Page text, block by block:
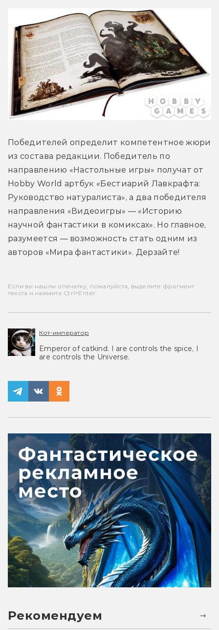
Победителей определит компетентное жюри
из состава редакции. Победитель по
направлению «Настольные игры» получат от
Hobby World артбук «Бестиарий Лавкрафта:
Руководство натуралиста», а два победителя
направления «Видеоигры» — «Историю
научной фантастики в комиксах». Но главное,
разумеется — возможность стать одним из
авторов «Мира фантастики». Дерзайте!
Если вы нашли опечатку, пожалуйста, выделите фрагмент
текста и нажмите Ctrl+Enter.
Кот-император
Emperor of catkind. I are controls the spice, I
are controls the Universe.
Рекомендуем